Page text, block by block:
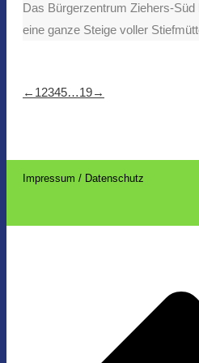
Das Bürgerzentrum Ziehers-
eine ganze Steige voller
← 12345…19→
Impressum / Datenschutz